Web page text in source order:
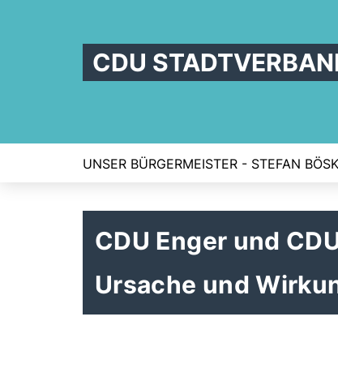
CDU
UNSER BÜRGERMEISTER - STEFAN
CDU Enger und
Ursache und